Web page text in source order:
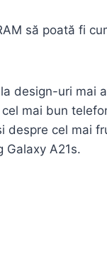
să poată fi
design-uri mai
mai bun
despre cel mai
A21s.